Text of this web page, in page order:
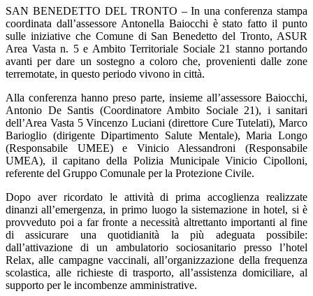
gli
interventi
pro
terremotati
SAN BENEDETTO DEL TRONTO – In una conferenza stampa
coordinata dall’assessore Antonella Baiocchi è stato fatto il punto
sulle iniziative che Comune di San Benedetto del Tronto, ASUR
Area Vasta n. 5 e Ambito Territoriale Sociale 21 stanno portando
avanti per dare un sostegno a coloro che, provenienti dalle zone
terremotate, in questo periodo vivono in città.
Alla conferenza hanno preso parte, insieme all’assessore Baiocchi,
Antonio De Santis (Coordinatore Ambito Sociale 21), i sanitari
dell’Area Vasta 5 Vincenzo Luciani (direttore Cure Tutelati), Marco
Barioglio (dirigente Dipartimento Salute Mentale), Maria Longo
(Responsabile UMEE) e Vinicio Alessandroni (Responsabile
UMEA), il capitano della Polizia Municipale Vinicio Cipolloni,
referente del Gruppo Comunale per la Protezione Civile.
Dopo aver ricordato le attività di prima accoglienza realizzate
dinanzi all’emergenza, in primo luogo la sistemazione in hotel, si è
provveduto poi a far fronte a necessità altrettanto importanti al fine
di assicurare una quotidianità la più adeguata possibile:
dall’attivazione di un ambulatorio sociosanitario presso l’hotel
Relax, alle campagne vaccinali, all’organizzazione della frequenza
scolastica, alle richieste di trasporto, all’assistenza domiciliare, al
supporto per le incombenze amministrative.